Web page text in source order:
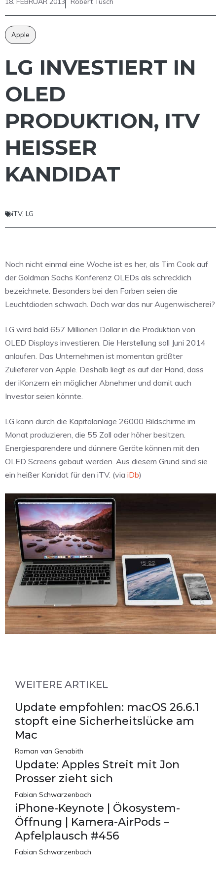
Apple
LG INVESTIERT IN
OLED
PRODUKTION, ITV
HEISSER K
ANDIDAT
iTV, LG
Noch nicht einmal eine Woche ist es her, als Tim Cook auf
der Goldman Sachs Konferenz OLEDs als schrecklich
bezeichnete. Besonders bei den Farben seien die
Leuchtdioden schwach. Doch war das nur Augenwischerei?
LG wird bald 657 Millionen Dollar in die Produktion von
OLED Displays investieren. Die Herstellung soll Juni 2014
anlaufen. Das Unternehmen ist momentan größter
Zulieferer von Apple. Deshalb liegt es auf der Hand, dass
der iKonzern ein möglicher Abnehmer und damit auch
Investor seien könnte.
LG kann durch die Kapitalanlage 26000 Bildschirme im
Monat produzieren, die 55 Zoll oder höher besitzen.
Energiesparendere und dünnere Geräte können mit den
OLED Screens gebaut werden. Aus diesem Grund sind sie
ein heißer Kanidat für den iTV. (via iDb)
WEITERE ARTIKEL
Update empfohlen: macOS 26.6.1
stopft eine Sicherheitslücke am
Mac
Roman van Genabith
Update: Apples Streit mit Jon
Prosser zieht sich
Fabian Schwarzenbach
iPhone-Keynote | Ökosystem-
Öffnung | Kamera-AirPods –
Apfelplausch #456
Fabian Schwarzenbach